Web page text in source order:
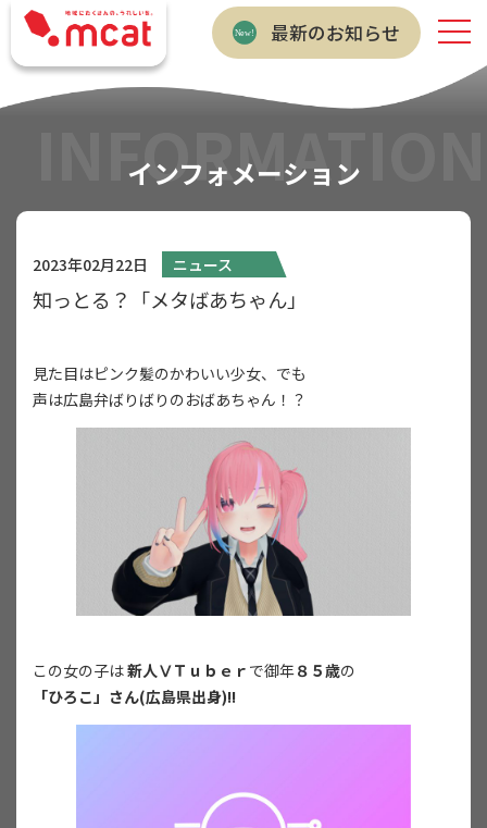
最新のお知らせ
インフォメーション
INFORMATION
2023年02月22日 ニュース
知っとる？「メタばあちゃん」
見た目はピンク髪のかわいい少女、でも
声は広島弁ばりばりのおばあちゃん！？
この女の子は新人ⅤＴｕｂｅｒ で御年８５歳の
「ひろこ」さん(広島県出身)!!